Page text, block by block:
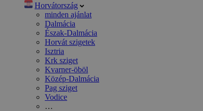
Horvátország
minden ajánlat
Dalmácia
Észak-Dalmácia
Horvát szigetek
Isztria
Krk sziget
Kvarner-öböl
Közép-Dalmácia
Pag sziget
Vodice
…